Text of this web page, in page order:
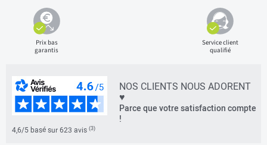
Prix bas
garantis
Service client
qualifié
NOS CLIENTS NOUS ADORENT
♥
Parce que votre satisfaction compte
!
4,6/5 basé sur 623 avis (3)